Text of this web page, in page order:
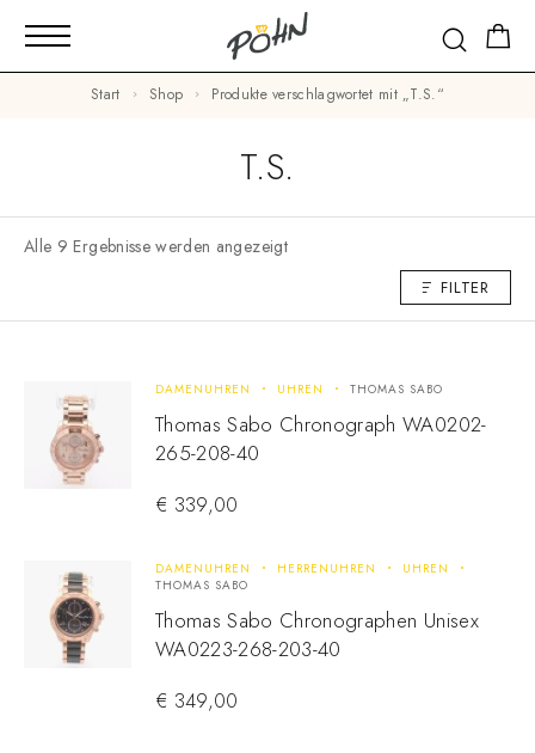
Start Shop Produkte verschlagwortet mit „T.S.“
T.S.
Alle 9 Ergebnisse werden angezeigt
FILTER
DAMENUHREN UHREN THOMAS SABO
Thomas Sabo Chronograph WA0202-
265-208-40
€ 339,00
DAMENUHREN HERRENUHREN
UHREN
THOMAS SABO
Thomas Sabo Chronographen Unisex
WA0223-268-203-40
€ 349,00